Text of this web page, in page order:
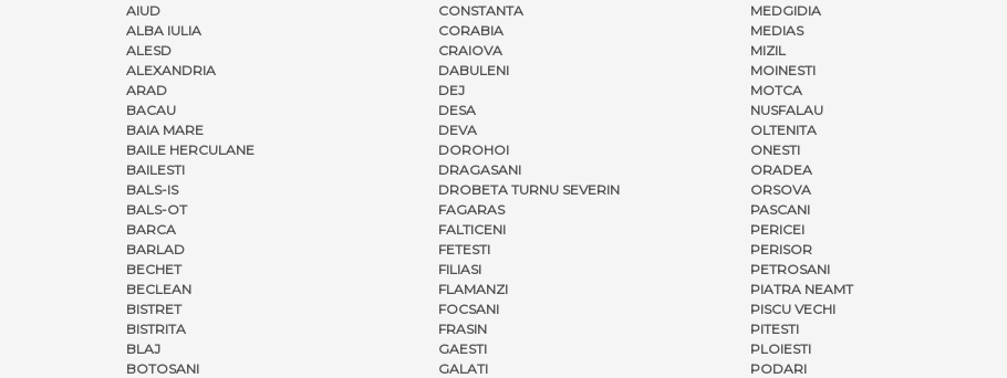
AIUD
ALBA IULIA
ALESD
ALEXANDRIA
ARAD
BACAU
BAIA MARE
BAILE HERCULANE
BAILESTI
BALS-IS
BALS-OT
BARCA
BARLAD
BECHET
BECLEAN
BISTRET
BISTRITA
BLAJ
BOTOSANI
CONSTANTA
CORABIA
CRAIOVA
DABULENI
DEJ
DESA
DEVA
DOROHOI
DRAGASANI
DROBETA TURNU SEVERIN
FAGARAS
FALTICENI
FETESTI
FILIASI
FLAMANZI
FOCSANI
FRASIN
GAESTI
GALATI
MEDGIDIA
MEDIAS
MIZIL
MOINESTI
MOTCA
NUSFALAU
OLTENITA
ONESTI
ORADEA
ORSOVA
PASCANI
PERICEI
PERISOR
PETROSANI
PIATRA NEAMT
PISCU VECHI
PITESTI
PLOIESTI
PODARI